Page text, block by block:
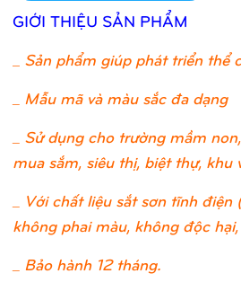
GIỚI THIỆU SẢN PHẨM
Sản phẩm giúp phát triển thể
_ Mẫu mã và màu sắc đa dạng
_ Sử dụng cho trường mầm
mua sắm, siêu thị, biệt thự, khu
_ Với chất liệu sắt sơn tĩnh
không phai màu, không độc
_ Bảo hành 12 tháng.